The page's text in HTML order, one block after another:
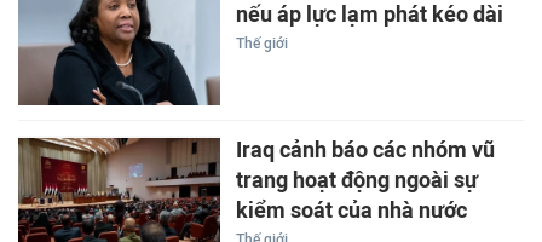
nếu áp lực lạm phát kéo dài
Thế giới
Iraq cảnh báo các nhóm vũ
trang hoạt động ngoài sự
kiểm soát của nhà nước